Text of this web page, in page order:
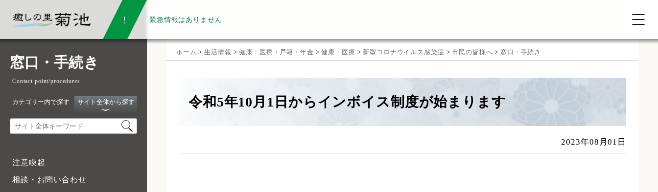
緊急情報はありません
窓口・手続き
Contact point/procedures
カテゴリー内で探す サイト全体から探す
注意喚起
相談・お問い合わせ
ホーム >生活情報 >健康・医療・戸籍・年金 >健康・医療 > 新型コロナウイルス感染症 >市民の皆様へ > 窓口・手続き
令和5年10月1日からインボイス制度が始まります
2023年08月01日